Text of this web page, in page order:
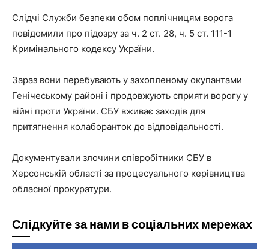
Слідчі Служби безпеки обом поплічницям ворога
повідомили про підозру за ч. 2 ст. 28, ч. 5 ст. 111-1
Кримінального кодексу України.
Зараз вони перебувають у захопленому окупантами
Генічеському районі і продовжують сприяти ворогу у
війні проти України. СБУ вживає заходів для
притягнення колаборанток до відповідальності.
Документували злочини співробітники СБУ в
Херсонській області за процесуального керівництва
обласної прокуратури.
Слідкуйте за нами в соціальних мережах